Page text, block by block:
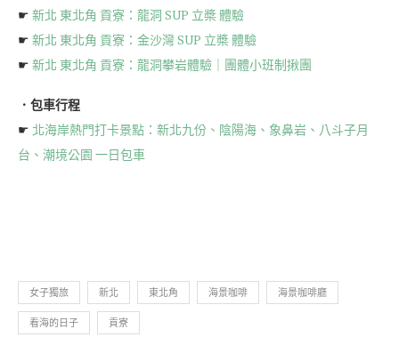
☛ 新北 東北角 貢寮：龍洞 SUP 立槳 體驗
☛ 新北 東北角 貢寮：金沙灣 SUP 立槳 體驗
☛ 新北 東北角 貢寮：龍洞攀岩體驗｜團體小班制揪團
．包車行程
☛ 北海岸熱門打卡景點：新北九份、陰陽海、象鼻岩、八斗子月
台、潮境公園 一日包車
女子獨旅 新北 東北角 海景咖啡 海景咖啡廳
看海的日子 貢寮